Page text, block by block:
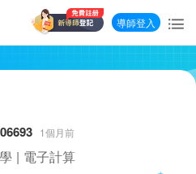
導師登入
1個月前
| 電子計算